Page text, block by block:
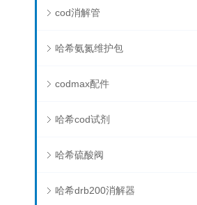
cod消解管
哈希氨氮维护包
codmax配件
哈希cod试剂
哈希硫酸阀
哈希drb200消解器